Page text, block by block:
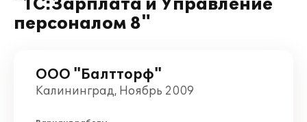
"1С:Зарплата и Управление
персоналом 8"
ООО "Балтторф"
Калининград, Ноябрь 2009